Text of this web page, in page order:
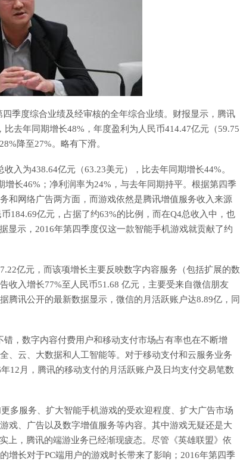
季度综合业绩及经审核的全年综合业绩。财报显示，腾讯
去年同期增长48%，年度盈利为人民币414.47亿元（59.75
降至27%。略有下滑。
入为438.64亿元（63.23美元），比去年同期增长44%。
长46%；净利润率为24%，与去年同期持平。根据第四季
和网络广告两方面，而游戏依然是腾讯增值服务收入来源
184.69亿元，占据了约63%的比例，而在Q4总收入中，也
显示，2016年第四季度仅这一款智能手机游戏就贡献了约
亿元，而该项增长主要反映数字内容服务（包括扩展的数
收入增长77%至人民币51.68 亿元，主要受来自微信朋友
腾讯公开的最新数据显示，微信的月活跃账户达8.89亿，同
，数字内容付费用户和移动支付市场占有率也在不断增
、云、大数据和人工智能等。对于移动支付和云服务业务
12月，腾讯的移动支付的月活跃账户及日均支付交易笔数
多服务、扩大智能手机游戏的受欢迎程度、扩大广告市场
戏、广告以及数字增值服务等内容。其中游戏无疑还是大
上，腾讯的端游业务已经渐现疲态。尽管《英雄联盟》依
增长对于PC端用户的游戏时长带来了影响；2016年第四季